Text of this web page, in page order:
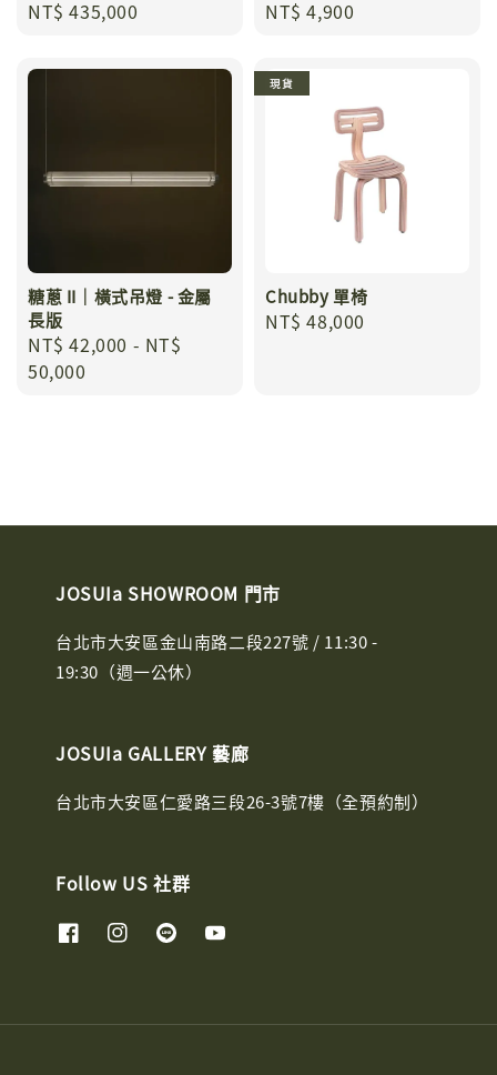
Regular
NT$ 435,000
Regular
NT$ 4,900
糖蔥 II｜橫式吊燈 - 金屬
長版
Regular
price
NT$ 42,000 - NT$
50,000
現貨
Chubby 單椅
Regular
NT$ 48,000
JOSUIa SHOWROOM 門市
台北市大安區金山南路二段227號 / 11:30 -
19:30（週一公休）
JOSUIa GALLERY 藝廊
台北市大安區仁愛路三段26-3號7樓（全預約制）
Follow US 社群